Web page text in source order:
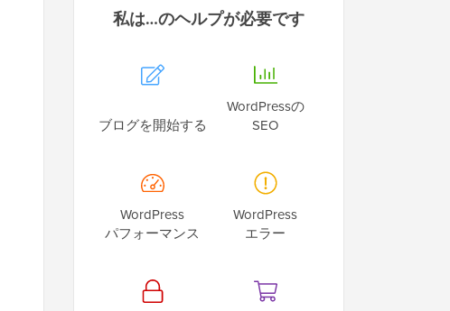
私は…のヘルプが必要です
ブログを開始する
WordPressの
SEO
WordPress
パフォーマンス
WordPress
エラー